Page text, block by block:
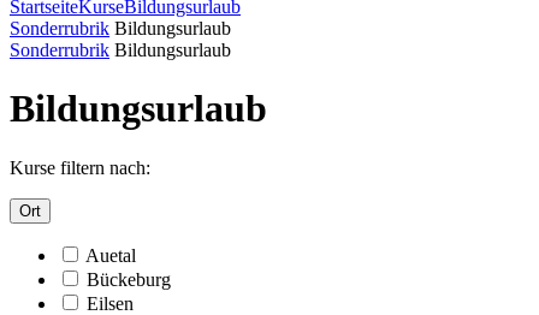
StartseiteKurseBildungsurlaub
Sonderrubrik Bildungsurlaub
Sonderrubrik Bildungsurlaub
Bildungsurlaub
Kurse filtern nach:
Ort
Auetal
Bückeburg
Eilsen